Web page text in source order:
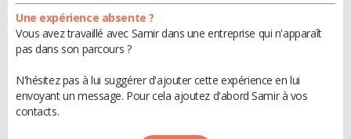
Une expérience absente ?
Vous avez travaillé avec Samir dans une entreprise qui n'apparaît
pas dans son parcours ?
N'hésitez pas à lui suggérer d'ajouter cette expérience en lui
envoyant un message. Pour cela ajoutez d'abord Samir à vos
contacts.